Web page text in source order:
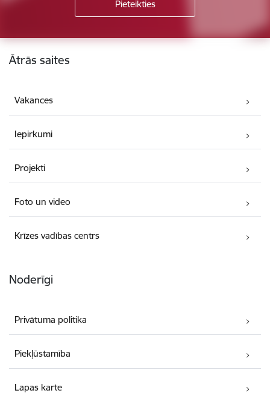
Kājene
Ātrās saites
Vakances
Iepirkumi
Projekti
Foto un video
Krīzes vadības centrs
Noderīgi
Privātuma politika
Piekļūstamība
Lapas karte